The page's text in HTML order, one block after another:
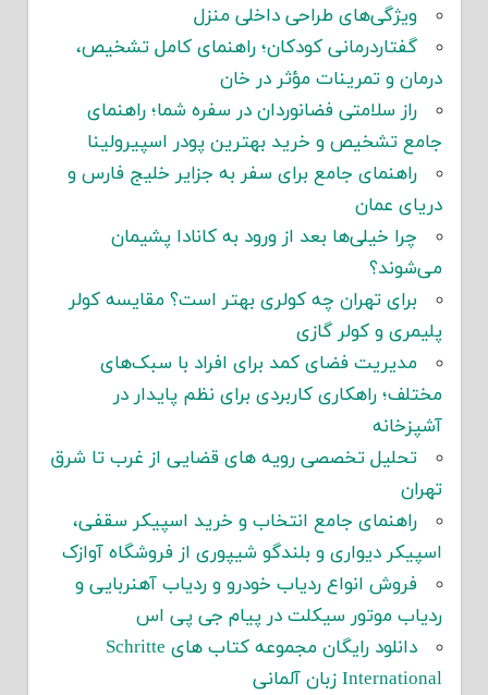
ویژگی‌های طراحی داخلی منزل
گفتاردرمانی کودکان؛ راهنمای کامل تشخیص،
درمان و تمرینات مؤثر در خان
راز سلامتی فضانوردان در سفره شما؛ راهنمای
جامع تشخیص و خرید بهترین پودر اسپیرولینا
راهنمای جامع برای سفر به جزایر خلیج فارس و
دریای عمان
چرا خیلی‌ها بعد از ورود به کانادا پشیمان
می‌شوند؟
برای تهران چه کولری بهتر است؟ مقایسه کولر
پلیمری و کولر گازی
مدیریت فضای کمد برای افراد با سبک‌های
مختلف؛ راهکاری کاربردی برای نظم پایدار در
آشپزخانه
تحلیل تخصصی رویه های قضایی از غرب تا شرق
تهران
راهنمای جامع انتخاب و خرید اسپیکر سقفی،
اسپیکر دیواری و بلندگو شیپوری از فروشگاه آوازک
فروش انواع ردیاب خودرو و ردیاب آهنربایی و
ردیاب موتور سیکلت در پیام جی پی اس
دانلود رایگان مجموعه کتاب های Schritte
International زبان آلمانی